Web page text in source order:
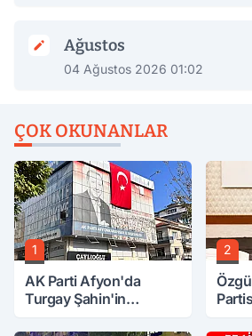
Ağustos
04 Ağustos 2026 01:02
ÇOK OKUNANLAR
1
AK Parti Afyon'da
Turgay Şahin'in
2